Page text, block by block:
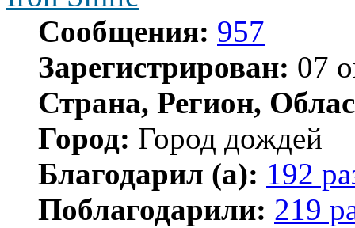
Сообщения: 957
Зарегистрирован: 07
Страна, Регион,
Город: Город дождей
Благодарил (а): 192
Поблагодарили: 219